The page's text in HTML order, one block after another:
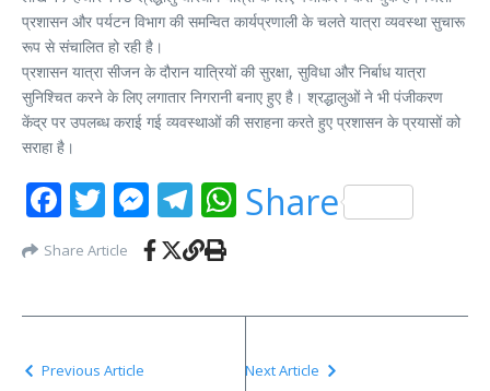
प्रशासन और पर्यटन विभाग की समन्वित कार्यप्रणाली के चलते यात्रा व्यवस्था सुचारू
रूप से संचालित हो रही है।
प्रशासन यात्रा सीजन के दौरान यात्रियों की सुरक्षा, सुविधा और निर्बाध यात्रा
सुनिश्चित करने के लिए लगातार निगरानी बनाए हुए है। श्रद्धालुओं ने भी पंजीकरण
केंद्र पर उपलब्ध कराई गई व्यवस्थाओं की सराहना करते हुए प्रशासन के प्रयासों को
सराहा है।
Facebook
Twitter
Messenger
Telegram
WhatsApp
Share
Share Article
Previous Article Next Article